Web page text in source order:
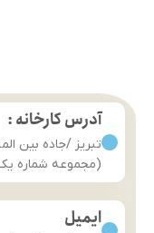
آدرس کارخانه :
تبریز /جاده بین
(مجموعه شماره
ایمیل